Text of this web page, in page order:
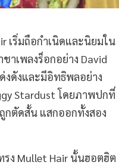
เริ่มถือกำเนิดและนิยมใน
าเพลงร็อกอย่าง David
งดังและมีอิทธิพลอย่าง
Stardust โดยภาพปกที่
กตัดสั้น แสกออกทั้งสอง
รง Mullet Hair นั้นฮอตฮิต